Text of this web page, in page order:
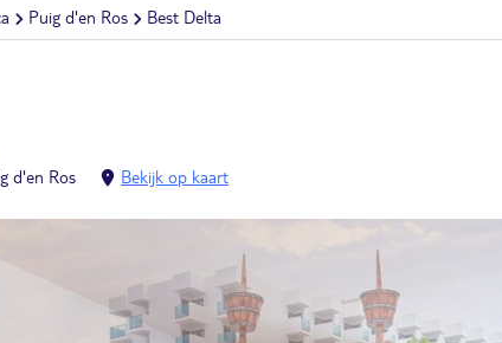
Puig d'en Ros Best Delta
d'en Ros Bekijk op kaart